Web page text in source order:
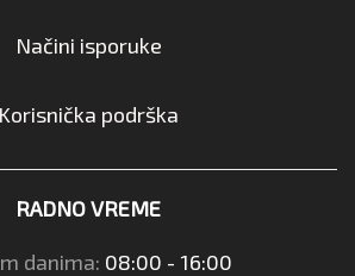
Načini isporuke
Korisnička podrška
RADNO VREME
danima: 08:00 - 16:00